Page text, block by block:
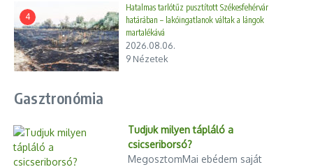
Levente Balázs.
Vecsei Miklós, a Magyar Máltai Szeretetszolgálat alelnöke
búcsúbeszédében úgy fogalmazott:
„aki találkozott Imre atyával, erősebb emberként élte
tovább az életét. Mert az igazi jelenlét nyomot hagy,
és ami talán még fontosabb, engedi, hogy nyomot
hagyjon benne a sóvárgó világ”.
4
Hatalmas tarlótűz pusztított Székesfehérvár
határában – lakóingatlanok váltak a lángok
martalékává
2026.08.06.
9 Nézetek
Gasztronómia
Tudjuk milyen tápláló a
csicseriborsó?
MegosztomMai ebédem saját